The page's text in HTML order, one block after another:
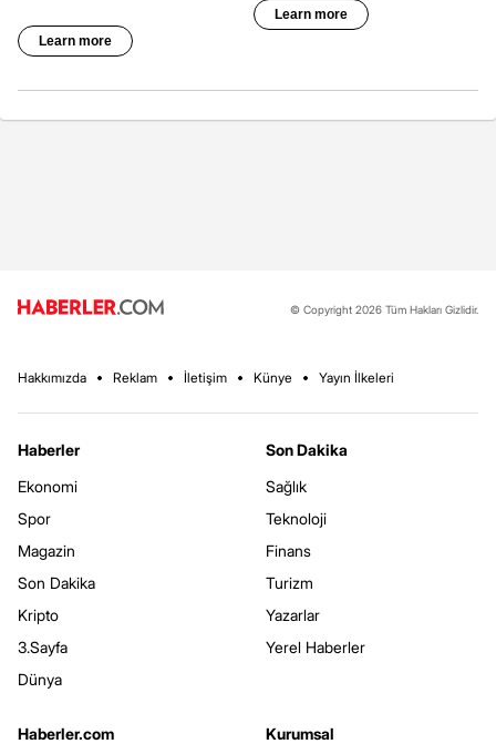
© Copyright 2026 Tüm Hakları Gizlidir.
Hakkımızda Reklam İletişim Künye Yayın İlkeleri
Haberler
Ekonomi
Spor
Magazin
Son Dakika
Kripto
3.Sayfa
Dünya
Son Dakika
Sağlık
Teknoloji
Finans
Turizm
Yazarlar
Yerel Haberler
Haberler.com
Kurumsal